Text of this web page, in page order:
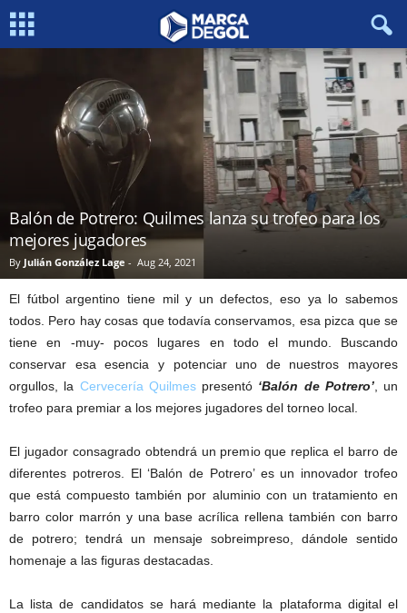
Balón de Potrero: Quilmes lanza su trofeo para los
mejores jugadores
By Julián González Lage - Aug 24, 2021
El fútbol argentino tiene mil y un defectos, eso ya lo sabemos
todos. Pero hay cosas que todavía conservamos, esa pizca que se
tiene en -muy- pocos lugares en todo el mundo. Buscando
conservar esa esencia y potenciar uno de nuestros mayores
orgullos, la Cervecería Quilmespresentó ‘Balón de Potrero’, un
trofeo para premiar a los mejores jugadores del torneo local.
El jugador consagrado obtendrá un premio que replica el barro de
diferentes potreros. El ‘Balón de Potrero’ es un innovador trofeo
que está compuesto también por aluminio con un tratamiento en
barro color marrón y una base acrílica rellena también con barro
de potrero; tendrá un mensaje sobreimpreso, dándole sentido
homenaje a las figuras destacadas.
La lista de candidatos se hará mediante la plataforma digital el